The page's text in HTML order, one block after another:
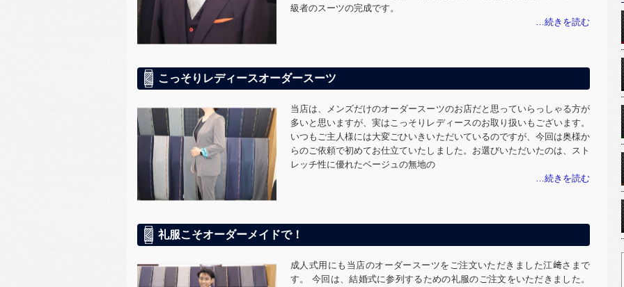
級者のスーツの完成です。
こっそりレディースオーダースーツ
当店は、メンズだけのオーダースーツのお店だと思っていらっしゃる方が
多いと思いますが、実はこっそりレディースのお取り扱いもございます。
いつもご主人様には大変ごひいきいただいているのですが、今回は奥様か
らのご依頼で初めてお仕立ていたしました。お選びいただいたのは、スト
レッチ性に優れたベージュの無地の
礼服こそオーダーメイドで！
成人式用にも当店のオーダースーツをご注文いただきました江﨑さまで
す。 今回は、結婚式に参列するための礼服のご注文をいただきました。